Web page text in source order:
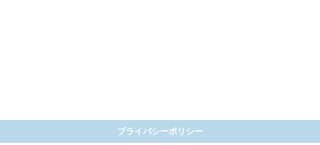
プライバシーポリシー